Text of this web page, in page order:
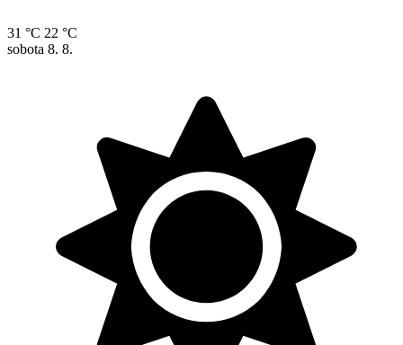
31 °C 22 °C
sobota 8. 8.